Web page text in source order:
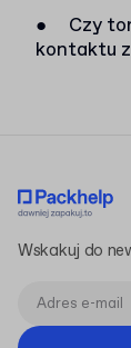
●
Czy
kontaktu
Wskakuj do